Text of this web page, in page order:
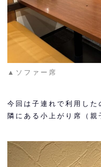
▲ソファー席
今回は子連れで利用した
隣にある小上がり席（親